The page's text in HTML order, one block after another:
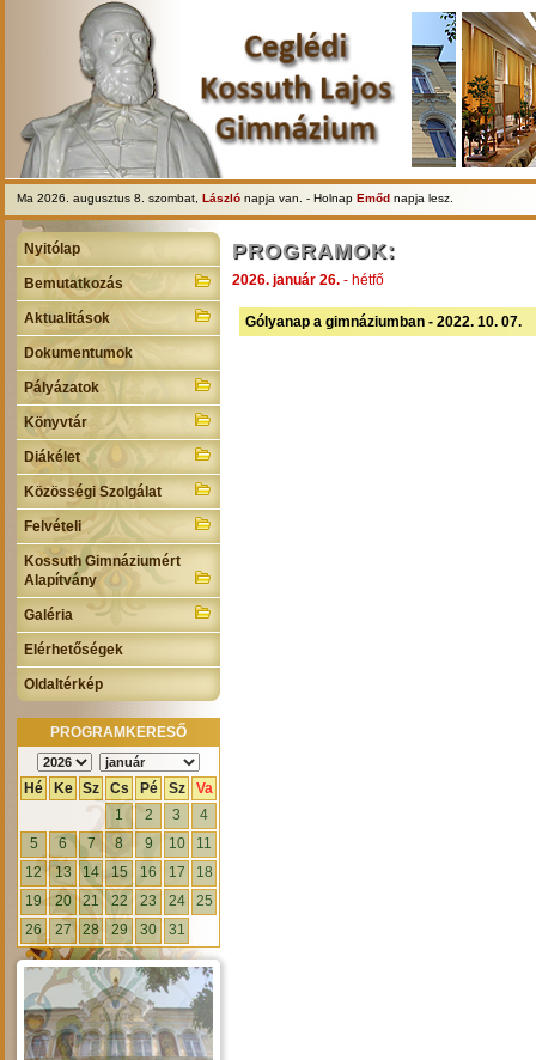
Ma 2026. augusztus 8. szombat, László napja van. - Holnap Emőd napja lesz.
Nyitólap
Bemutatkozás
Aktualitások
Dokumentumok
Pályázatok
Könyvtár
Diákélet
Közösségi Szolgálat
Felvételi
Kossuth Gimnáziumért
Alapítvány
Galéria
Elérhetőségek
Oldaltérkép
PROGRAMKERESŐ
Hé Ke Sz Cs Pé Sz
Va
1
2 3
4
5
6 7 8 9 10
11
12
13 14 15 16 17
18
19
20 21 22 23 24
25
26
27 28 29 30 31
PROGRAMOK:
2026. január 26. - hétfő
Gólyanap a gimnáziumban - 2022. 10. 07.